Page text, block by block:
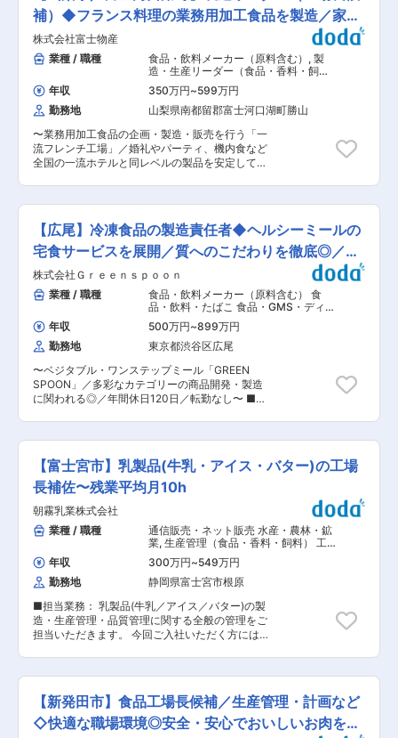
管理をしていただける方を募集しています。 ■キ
ャリアパス： 入社後、ゆくゆく（3〜5年後）は
自社製品の営業や新商品開発などにもチャレンジ
にできる環境です。 ■当社の魅力： ◇特産の椎
茸にこだわりをもって、二つの工場を持っていま
す。そのため、お客様からの要望に対応できま
す。 ◇新商品の開発にも積極的にチャレンジでき
る環境です。 ◇中小企業だからこその風通しのよ
さもあります。 ◇親会社トーカンを通じた販売
網、セントラルフォレストグループを通じた全国
の販売網があります。 ■当社について： 名証メ
イン市場上場グループである東海圏トップクラス
造子会社として、椎茸等の農海産乾物を加工・販
売を行っています。 親会社の「トーカン」は、東
も安定しているのが特徴です。 変更の範囲：会社
の定める業務
内容＞ ▼設備保全・メンテナンス 生産設備（製
造ライン）の点検・維持管理 ユーティリティ設備
（電気・水・空調・蒸気など）の運用管理 設備の
不具合・トラブルへの一次対応 ▼予防保全・改善
業務 定期点検・メンテナンス計画の立案・実行
トラブル未然防止に向けた改善提案 稼働効率向上
のための設備改善 ▼その他業務 工場内外の安全
監視・巡回 建屋・付帯設備のメンテナンス 修繕
業者・設備会社・官公庁との調整・対応 ■この仕
事の魅力 ◎「止めない」ことで価値を発揮する仕
事 工場では毎日、店舗で使用する食材を出荷して
います。 設備トラブルを防ぎ、稼働を支えること
が、そのまま商品の品質・店舗の営業・お客様の
備が正常に動くことで初めて製造が成り立ちま
す。「何も起きない状態をつくる」ことが最大の
成果という、技術者ならではのやりがいがありま
す。 ◎手に職がつく（市場価値の高いスキル） ・
機械・電気・設備管理の知識 ・メンテナンス技術
・問題解決力・改善力 幅広い分野に触れること
で、どの業界でも通用する技術力が身につきま
す。 ◎安定企業で長く働ける 食品業界は景気に左
右されにくく、安定性が抜群。 上場企業の基盤の
もとで、腰を据えてキャリア形成が可能です。 ■
入社後の流れ 未経験でも安心の教育体制がありま
す。 ・各製造ライン研修（工場全体の流れを理
解） ・先輩社員とOJTで保全業務を習得 ・徐々
取得は会社がサポート （電気・設備・保全関連資
格など） ■職場環境 工場規模：50名程度 残業：
横断して連携する風通しの良い環境 変更の範囲：
会社の定める業務
補）◆フランス料理の業務用加工食品を製造／家賃
補助あり
株式会社富士物産
業種 / 職種
食品・飲料メーカー（原料含む） , 製
造・生産リーダー（食品・香料・飼
料） 工場長（食品・香料・飼料）
年収 350万円~599万円
勤務地
山梨県南都留郡富士河口湖町勝山
〜業務用加工食品の企画・製造・販売を行う「一
流フレンチ工場」／婚礼やパーティ、機内食など
全国の一流ホテルと同レベルの製品を安定して受
を行う当社にて、洋食（フレンチ・イタリアン）
を中心とした製造部門のリーダー候補として、統
括業務および若手育成をお任せします。 アミュー
ズ、オードヴル、肉料理、デザートなどの各製造
セクションの統括や、他セクションとの連携・改
善を推進いただきます。工場長（シェフ）のサポ
ート役として報連相を徹底し、新人の育成や
HACCP実行委員としての指導も重要なミッショ
ンです。ゆくゆくは次期工場長を目指して必要な
スキルを習得できます。 ■ポジションの魅力： ◎
次期工場長候補として、製造部門全体の統括と育
成を担えます。年に一度、自分のアイデアが商品
化される料理コンテストも開催されます。 ◎全国
の一流ホテルと同レベルの製品づくりに携われま
す。OEMやEC事業も展開し、安定した経営基盤
を持っています。 ■働き方： 休日休暇が定まっ
あります。 ■配属先情報： 製造部門への配属と
なります。アットホームな雰囲気、風通しの良い
職場であなたの経験を活かすことができます。 ■
会社・事業の特徴： 私たちはホテル・レストラ
ン・機内食向けに、洋食（フレンチ／イタリア
ン）を受注生産する「一流フレンチ工場」です。
世界のガストロノミーを探求し、伝統と技法を尊
重しながら価値ある製品を創造。国際基準の衛生
管理手法「HACCP」を導入し、安定企業として
社会に安全と美味しさを届けています。社員は約
80名、家賃30％補助（上限あり）、平均残業は
月25時間程。休日休暇が決まっているため、プラ
イベートも計画しやすい環境です。 変更の範囲：
【広尾】冷凍食品の製造責任者◆ヘルシーミールの
宅食サービスを展開／質へのこだわりを徹底◎／土
日祝休
株式会社Ｇｒｅｅｎｓｐｏｏｎ
業種 / 職種
食品・飲料メーカー（原料含む） 食
品・飲料・たばこ 食品・GMS・ディス
カウントストア, 購買・調達・バイヤ
ー・MD 工場長（食品・香料・飼料）
年収 500万円~899万円
勤務地
東京都渋谷区広尾
〜ベジタブル・ワンステップミール「GREEN
SPOON」／多彩なカテゴリーの商品開発・製造
に関われる◎／年間休日120日／転勤なし〜 ■業
力体制をとっており、味作りから原材料の指定、
原価コントロールまで、細部までやり取りをして
います。ただの取引先としてではなく、GREEN
SPOONの事業を共に伸ばすパートナーとして向
き合っていただきます。 ■具体的には： ◇製造
委託先の探索 ◇OEM工場との条件交渉 ・新商品
リリースまでのタスク管理・実行 ・価格 ・物量
・製造条件 ・期間 ・年間キャパなど ◇社内外の
情報の連携 ・価格 ・製造・納品スケジュール ・
製品歩留まり ・品質 ・イレギュラー対応など ◇
経済・社会情勢・市況に関する情報収集 ■当社で
働く魅力： ◎自社で企画・開発したオリジナル食
品を、外部OEM工場で大量生産しサブスクリプシ
ョンで届ける、D2C型のビジネスモデルに携われ
ます。 ◎成長フェーズの中心メンバーとして事業
成長に直結するポジションです。 ◎スムージー、
ーの商品開発・製造に関われます。 ◎「商品の質
への徹底したこだわり」が他社との差別化要素で
あり、そのこだわりが販売価格にも反映されてい
【富士宮市】乳製品(牛乳・アイス・バター)の工場
長補佐〜残業平均月10h
朝霧乳業株式会社
業種 / 職種
通信販売・ネット販売 水産・農林・鉱
業, 生産管理（食品・香料・飼料） 工
場長（食品・香料・飼料）
年収 300万円~549万円
勤務地
静岡県富士宮市根原
■担当業務： 乳製品(牛乳／アイス／バター)の製
造・生産管理・品質管理に関する全般の管理をご
担当いただきます。 今回ご入社いただく方には、
るところから始めて頂き徐々に以下の業務をお任
せします。 ■業務詳細： ・製造工程が円滑に進
むように製造オペレーターの適性を見て配置また
は、どの様に作業をしてほしいのか等の指示出し
・労務管理、現場の方々とコミュニケーションを
【新発田市】食品工場長候補／生産管理・計画など
◇快適な職場環境◎安全・安心でおいしいお肉を届